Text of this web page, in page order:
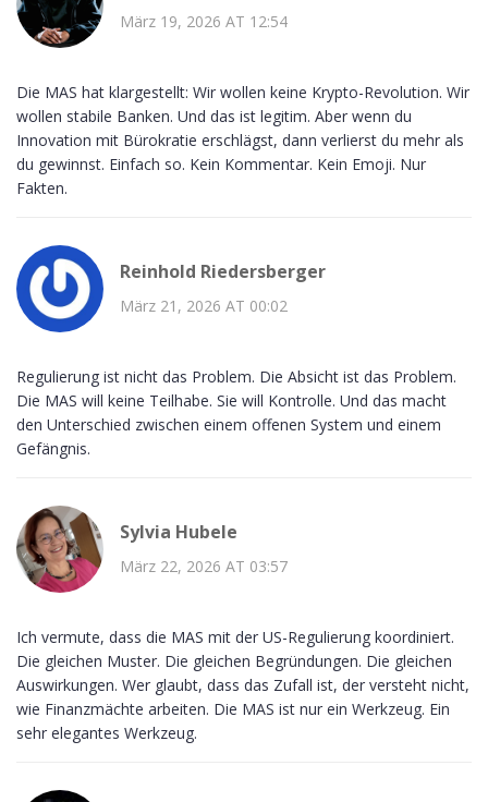
März 19, 2026 AT 12:54
Die MAS hat klargestellt: Wir wollen keine Krypto-Revolution. Wir
wollen stabile Banken. Und das ist legitim. Aber wenn du
Innovation mit Bürokratie erschlägst, dann verlierst du mehr als
du gewinnst. Einfach so. Kein Kommentar. Kein Emoji. Nur
Fakten.
Reinhold Riedersberger
März 21, 2026 AT 00:02
Regulierung ist nicht das Problem. Die Absicht ist das Problem.
Die MAS will keine Teilhabe. Sie will Kontrolle. Und das macht
den Unterschied zwischen einem offenen System und einem
Gefängnis.
Sylvia Hubele
März 22, 2026 AT 03:57
Ich vermute, dass die MAS mit der US-Regulierung koordiniert.
Die gleichen Muster. Die gleichen Begründungen. Die gleichen
Auswirkungen. Wer glaubt, dass das Zufall ist, der versteht nicht,
wie Finanzmächte arbeiten. Die MAS ist nur ein Werkzeug. Ein
sehr elegantes Werkzeug.